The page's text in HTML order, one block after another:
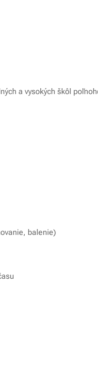
a vysokých škôl
balenie)